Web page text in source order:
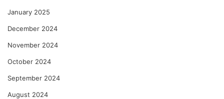
January 2025
December 2024
November 2024
October 2024
September 2024
August 2024